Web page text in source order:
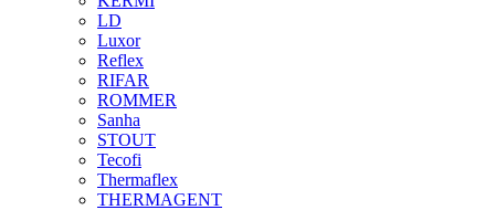
LD
Luxor
Reflex
RIFAR
ROMMER
Sanha
STOUT
Tecofi
Thermaflex
THERMAGENT